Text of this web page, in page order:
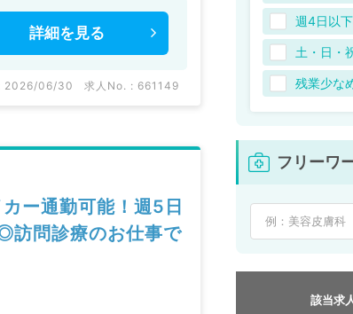
詳細を 見る
2026/06/30 求人No. : 661149
ー通勤可能！週5日
問診療のお仕事で
週4日以
土・日・
残業少な
フリーワ
該当求